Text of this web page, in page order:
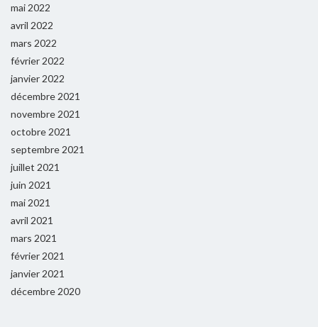
mai 2022
avril 2022
mars 2022
février 2022
janvier 2022
décembre 2021
novembre 2021
octobre 2021
septembre 2021
juillet 2021
juin 2021
mai 2021
avril 2021
mars 2021
février 2021
janvier 2021
décembre 2020